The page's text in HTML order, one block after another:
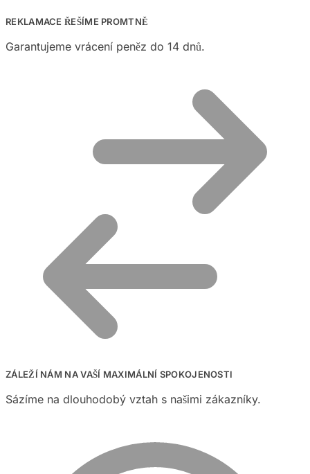
REKLAMACE ŘEŠÍME PROMTNĚ
Garantujeme vrácení peněz do 14 dnů.
ZÁLEŽÍ NÁM NA VAŠÍ MAXIMÁLNÍ SPOKOJENOSTI
Sázíme na dlouhodobý vztah s našimi zákazníky.